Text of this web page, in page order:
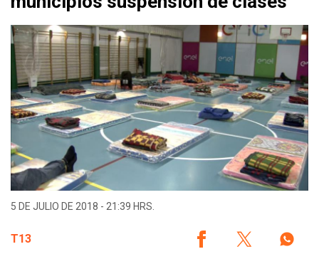
5 DE JULIO DE 2018 - 21:39 HRS.
T13